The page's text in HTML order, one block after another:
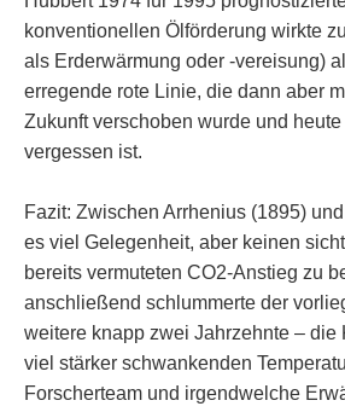
konventionellen Ölförderung wirkte
als Erderwärmung oder -vereisung)
erregende rote Linie, die dann aber
Zukunft verschoben wurde und
vergessen ist.
Fazit: Zwischen Arrhenius (1895)
es viel Gelegenheit, aber keinen
bereits vermuteten CO2-Anstieg zu
anschließend schlummerte der
weitere knapp zwei Jahrzehnte – die
viel stärker schwankenden
Forscherteam und irgendwelche